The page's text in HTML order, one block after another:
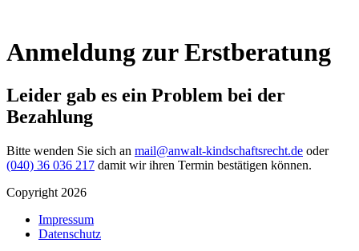
Anmeldung zur Erstberatung
Leider gab es ein Problem bei der
Bezahlung
Bitte wenden Sie sich an mail@anwalt-kindschaftsrecht.de oder
(040) 36 036 217 damit wir ihren Termin bestätigen können.
Copyright 2026
Impressum
Datenschutz